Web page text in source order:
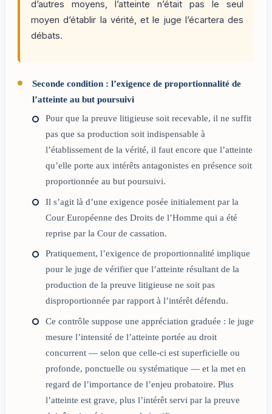
d’autres moyens, l’atteinte n’était pas le seul
moyen d’établir la vérité, et le juge l’écartera des
débats.
Seconde condition : l’exigence de proportionnalité de
l’atteinte au but poursuivi
Pour que la preuve litigieuse soit recevable, il ne suffit
pas que sa production soit indispensable à
l’établissement de la vérité, il faut encore que l’atteinte
qu’elle porte aux intérêts antagonistes en présence soit
proportionnée au but poursuivi.
Il s’agit là d’une exigence posée initialement par la
Cour Européenne des Droits de l’Homme qui a été
reprise par la Cour de cassation.
Pratiquement, l’exigence de proportionnalité implique
pour le juge de vérifier que l’atteinte résultant de la
production de la preuve litigieuse ne soit pas
disproportionnée par rapport à l’intérêt défendu.
Ce contrôle suppose une appréciation graduée : le juge
mesure l’intensité de l’atteinte portée au droit
concurrent — selon que celle-ci est superficielle ou
profonde, ponctuelle ou systématique — et la met en
regard de l’importance de l’enjeu probatoire. Plus
l’atteinte est grave, plus l’intérêt servi par la preuve